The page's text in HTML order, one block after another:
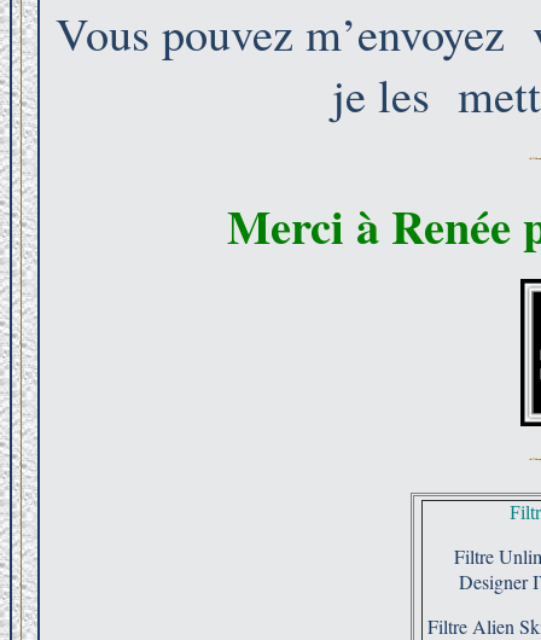
Vous pouvez m’envoyez
je les
Merci à Renée
Filtre
Designer
Filtre Alien